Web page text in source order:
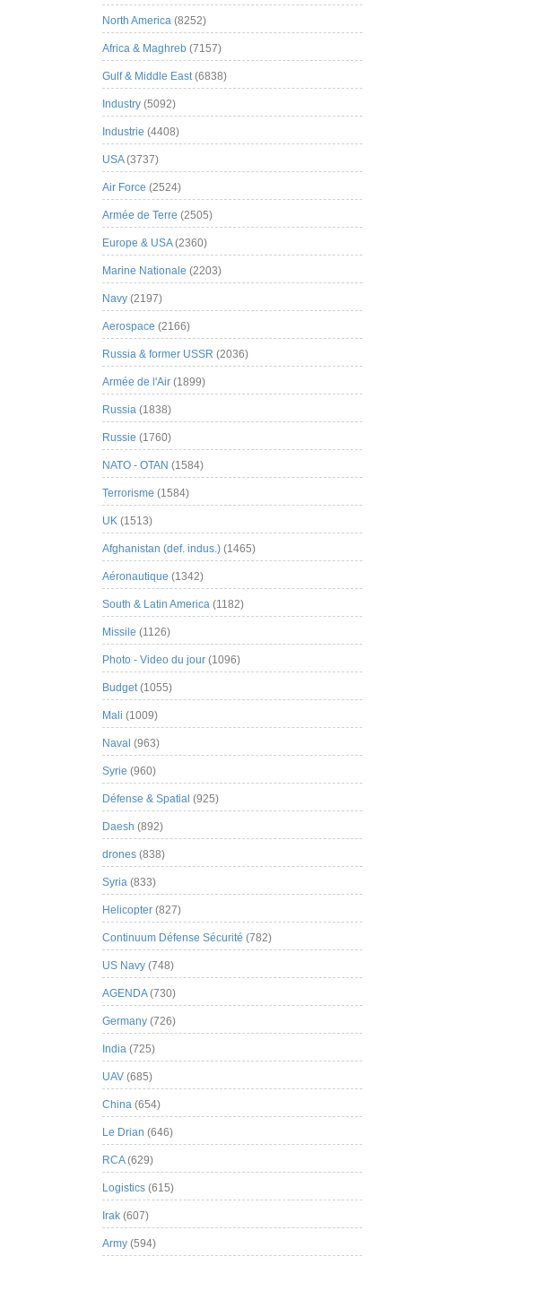
North America (8252)
Africa & Maghreb (7157)
Gulf & Middle East(6838)
Industry (5092)
Industrie (4408)
USA(3737)
Air Force (2524)
Armée de Terre (2505)
Europe & USA(2360)
Marine Nationale (2203)
Navy (2197)
Aerospace (2166)
Russia & former USSR (2036)
Armée de l'Air (1899)
Russia (1838)
Russie (1760)
NATO - OTAN (1584)
Terrorisme (1584)
UK (1513)
Afghanistan (def. indus.) (1465)
Aéronautique (1342)
South & Latin America (1182)
Missile (1126)
Photo - Video du jour (1096)
Budget(1055)
Mali (1009)
Naval (963)
Syrie (960)
Défense & Spatial (925)
Daesh (892)
drones (838)
Syria (833)
Helicopter (827)
Continuum Défense Sécurité (782)
US Navy (748)
AGENDA(730)
Germany (726)
India (725)
UAV (685)
China (654)
Le Drian (646)
RCA(629)
Logistics (615)
Irak (607)
Army (594)